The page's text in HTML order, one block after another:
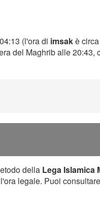
(l'ora di imsakè
del Maghrib alle 20:43,
della Lega Islamica
legale. Puoi